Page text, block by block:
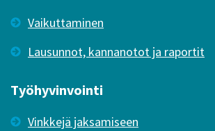
Vaikuttaminen
Lausunnot, kannanotot ja raportit
Työhyvinvointi
Vinkkejä jaksamiseen